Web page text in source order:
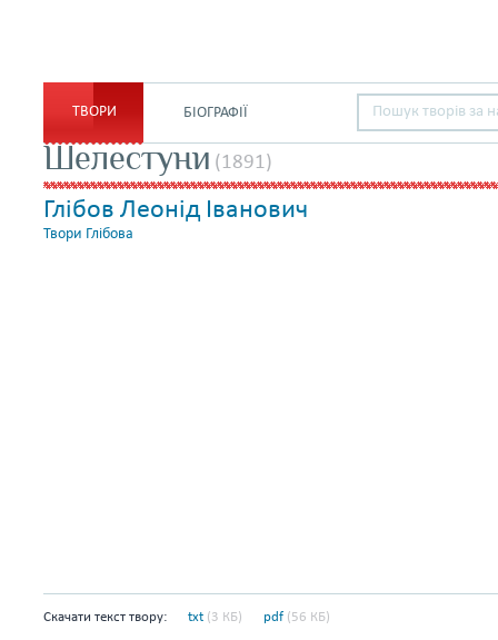
ТВОРИ БІОГРАФІЇ
Шелестуни (1891)
Глібов Леонід Іванович
Твори Глібова
Скачати текст твору: txt (3 КБ) pdf (56 КБ)